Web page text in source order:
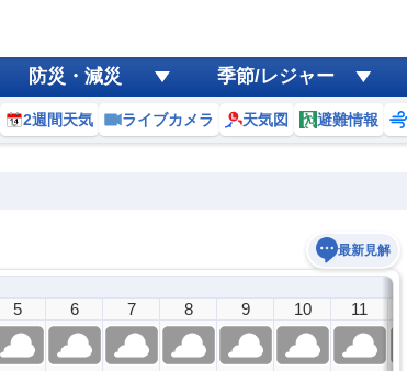
防災・減災 季節/レジャー
2週間天気 ライブカメラ 天気図 避難情報
最新見解
5 6 7 8 9 10 11